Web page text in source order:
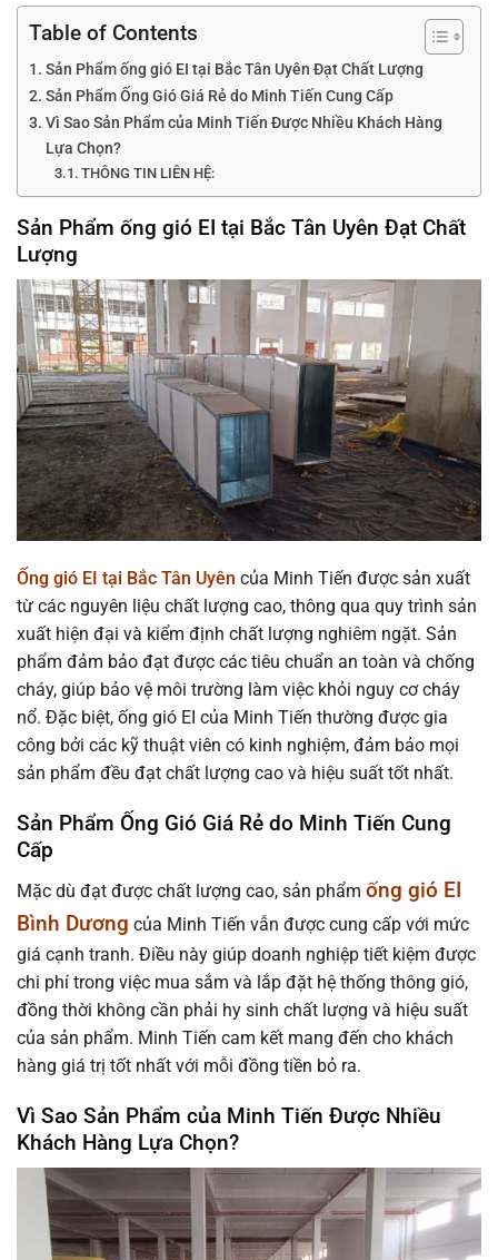
Table of Contents
Sản Phẩm ống gió EI tại Bắc Tân Uyên Đạt Chất Lượng
Sản Phẩm Ống Gió Giá Rẻ do Minh Tiến Cung Cấp
Vì Sao Sản Phẩm của Minh Tiến Được Nhiều Khách Hàng
Lựa Chọn?
THÔNG TIN LIÊN HỆ:
Sản Phẩm ống gió EI tại Bắc Tân Uyên Đạt Chất
Lượng
Ống gió EI tại Bắc Tân Uyên của Minh Tiến được sản xuất
từ các nguyên liệu chất lượng cao, thông qua quy trình sản
xuất hiện đại và kiểm định chất lượng nghiêm ngặt. Sản
phẩm đảm bảo đạt được các tiêu chuẩn an toàn và chống
cháy, giúp bảo vệ môi trường làm việc khỏi nguy cơ cháy
nổ. Đặc biệt, ống gió EI của Minh Tiến thường được gia
công bởi các kỹ thuật viên có kinh nghiệm, đảm bảo mọi
sản phẩm đều đạt chất lượng cao và hiệu suất tốt nhất.
Sản Phẩm Ống Gió Giá Rẻ do Minh Tiến Cung
Cấp
Mặc dù đạt được chất lượng cao, sản phẩm ống gió EI
Bình Dương của Minh Tiến vẫn được cung cấp với mức
giá cạnh tranh. Điều này giúp doanh nghiệp tiết kiệm được
chi phí trong việc mua sắm và lắp đặt hệ thống thông gió,
đồng thời không cần phải hy sinh chất lượng và hiệu suất
của sản phẩm. Minh Tiến cam kết mang đến cho khách
hàng giá trị tốt nhất với mỗi đồng tiền bỏ ra.
Vì Sao Sản Phẩm của Minh Tiến Được Nhiều
Khách Hàng Lựa Chọn?